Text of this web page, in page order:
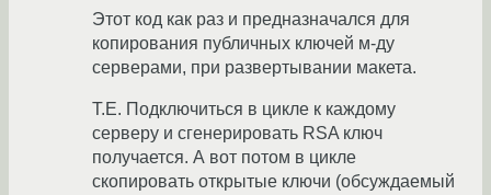
Этот код как раз и предназначался для
копирования публичных ключей м-ду
серверами, при развертывании макета.
Т.Е. Подключиться в цикле к каждому
серверу и сгенерировать RSA ключ
получается. А вот потом в цикле
скопировать открытые ключи (обсуждаемый